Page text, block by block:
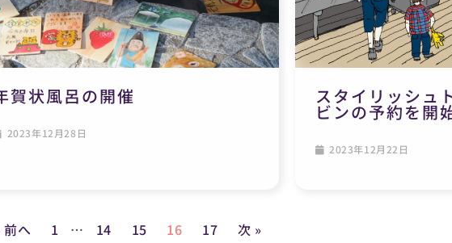
賀状風呂の開催
2023年12月28日
スタイリッシュ
ビンの予約を開
2023年12月22日
前へ 1 … 14 15 16 17 次 »